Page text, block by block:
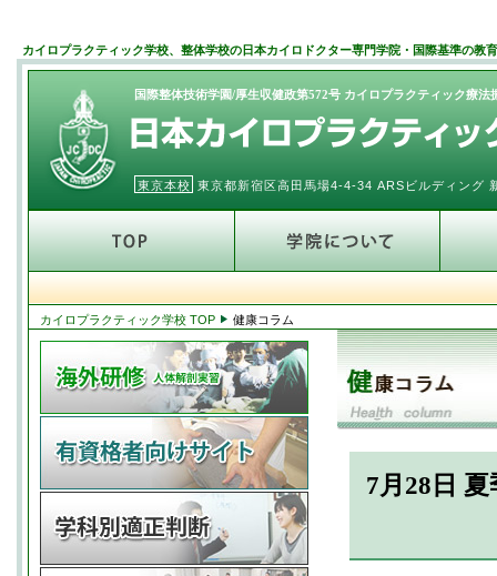
カイロプラクティック学校、整体学校の日本カイロドクター専門学院・国際基準の教
国際整体技術学園/厚生収健政第572号 カイロプラクティック療法
東京本校 東京都新宿区高田馬場4-4-34 ARSビルディング
カイロプラクティック学校 TOP 健康コラム
7月28日